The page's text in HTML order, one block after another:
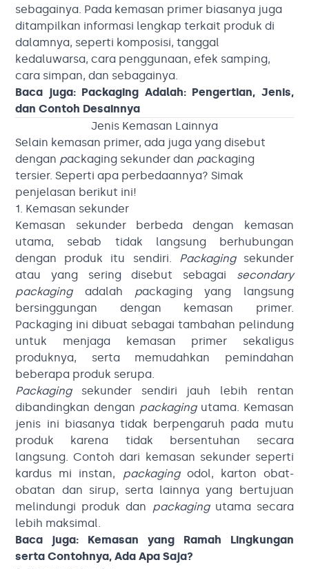
sebagainya. Pada kemasan primer biasanya juga
ditampilkan informasi lengkap terkait produk di
dalamnya, seperti komposisi, tanggal
kedaluwarsa, cara penggunaan, efek samping,
cara simpan, dan sebagainya.
Baca juga: Packaging Adalah: Pengertian, Jenis,
dan Contoh Desainnya
Jenis Kemasan Lainnya
Selain kemasan primer, ada juga yang disebut
dengan packaging sekunder dan packaging
tersier. Seperti apa perbedaannya? Simak
penjelasan berikut ini!
1. Kemasan sekunder
Kemasan sekunder berbeda dengan kemasan
utama, sebab tidak langsung berhubungan
dengan produk itu sendiri.
Packagingsekunder
atau yang sering disebut sebagai secondary
packagingadalah packaging yang langsung
bersinggungan dengan kemasan primer.
Packaging ini dibuat sebagai tambahan pelindung
untuk menjaga kemasan primer sekaligus
produknya, serta memudahkan pemindahan
beberapa produk serupa.
Packagingsekunder sendiri jauh lebih rentan
dibandingkan dengan packagingutama. Kemasan
jenis ini biasanya tidak berpengaruh pada mutu
produk karena tidak bersentuhan secara
langsung. Contoh dari kemasan sekunder seperti
kardus mi instan, packagingodol, karton obat-
obatan dan sirup, serta lainnya yang bertujuan
melindungi produk dan packagingutama secara
lebih maksimal.
Baca juga: Kemasan yang Ramah Lingkungan
serta Contohnya, Ada Apa Saja?